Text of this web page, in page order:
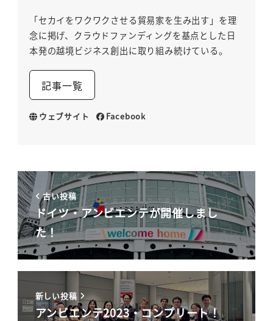
「セカイをワクワクさせる貿易家を生み出す」を理
念に掲げ、クラウドファンディングを基点とした日
本発の越境ビジネス創出に取り組み続けている。
記事一覧
ウェブサイト Facebook
古い投稿
ドイツ・アンビエンテが開催しまし
た！
新しい投稿
アンビエンテ2023・コンプリート！